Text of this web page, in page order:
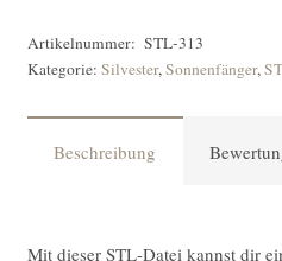
Artikelnummer: STL-313
Kategorie: Silvester,Sonnenfänger,
Beschreibung
Mit dieser STL-Datei kannst dir